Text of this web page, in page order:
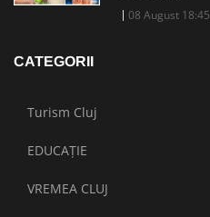
08 August 18:45
CATEGORII
Turism Cluj
EDUCAȚIE
VREMEA CLUJ